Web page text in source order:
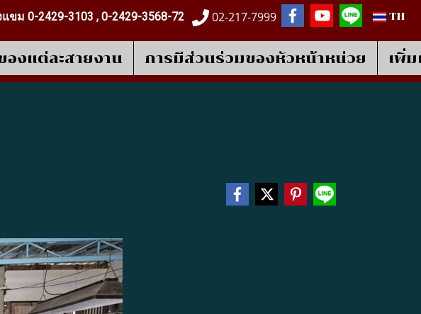
ขม 0-2429-3103 , 0-2429-3568-72 02-217-7999 TH
งแต่ละสายงาน การมีส่วนร่วมของหัวหน้าหน่วย เพิ่